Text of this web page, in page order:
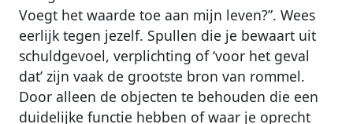
Voegt het waarde toe aan mijn leven?”. Wees
eerlijk tegen jezelf. Spullen die je bewaart uit
schuldgevoel, verplichting of ‘voor het geval
dat’ zijn vaak de grootste bron van rommel.
Door alleen de objecten te behouden die een
duidelijke functie hebben of waar je oprecht